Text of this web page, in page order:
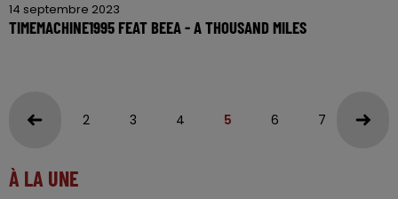
14 septembre 2023
TIMEMACHINE1995 FEAT BEEA - A THOUSAND MILES
2 3 4 5 6 7 8
À LA UNE